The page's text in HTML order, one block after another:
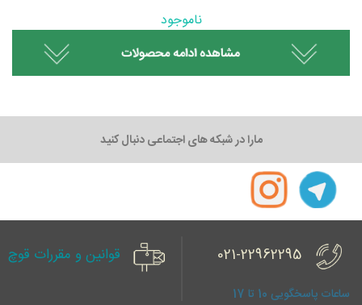
ناموجود
مارا در شبکه های اجتماعی دنبال کنید
021-22962295
ساعات پاسخگویی 10 تا 17
قوانین و مقررات قوچ